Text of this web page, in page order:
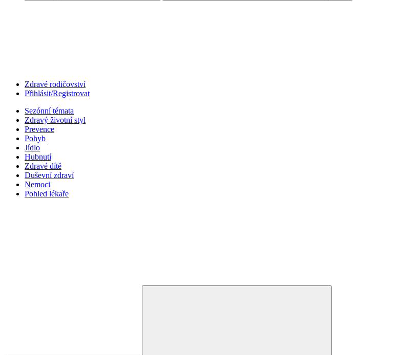
Zdravé rodičovství
Přihlásit/Registrovat
Sezónní témata
Zdravý životní styl
Prevence
Pohyb
Jídlo
Hubnutí
Zdravé dítě
Duševní zdraví
Nemoci
Pohled lékaře